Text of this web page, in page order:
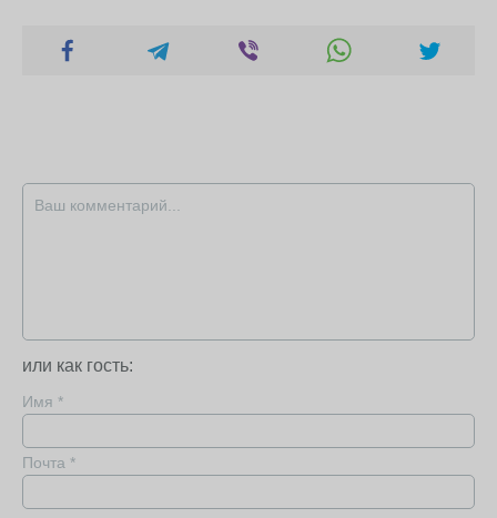
или как гость:
Имя *
Почта *